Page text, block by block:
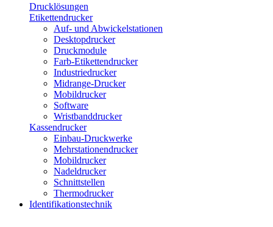
Drucklösungen
Etikettendrucker
Auf- und Abwickelstationen
Desktopdrucker
Druckmodule
Farb-Etikettendrucker
Industriedrucker
Midrange-Drucker
Mobildrucker
Software
Wristbanddrucker
Kassendrucker
Einbau-Druckwerke
Mehrstationendrucker
Mobildrucker
Nadeldrucker
Schnittstellen
Thermodrucker
Identifikationstechnik